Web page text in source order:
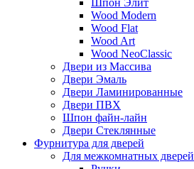
Шпон Элит
Wood Modern
Wood Flat
Wood Art
Wood NeoClassic
Двери из Массива
Двери Эмаль
Двери Ламинированные
Двери ПВХ
Шпон файн-лайн
Двери Стеклянные
Фурнитура для дверей
Для межкомнатных дверей